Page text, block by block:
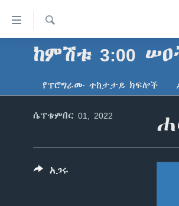
የመሥሪያ
ማገናኛዎች
አፍሪካ
ዓለምአቀፍ
ጋቢና ቪኦኤ
ከምሽቱ ሦስት ሰዓት የአማርኛ ዜና
ፈልግ
ከምሽቱ 3:00
የፕሮግራሙ ተከታታይ ክፍሎች
ሴፕቴምበር 01, 2022
አጋሩ